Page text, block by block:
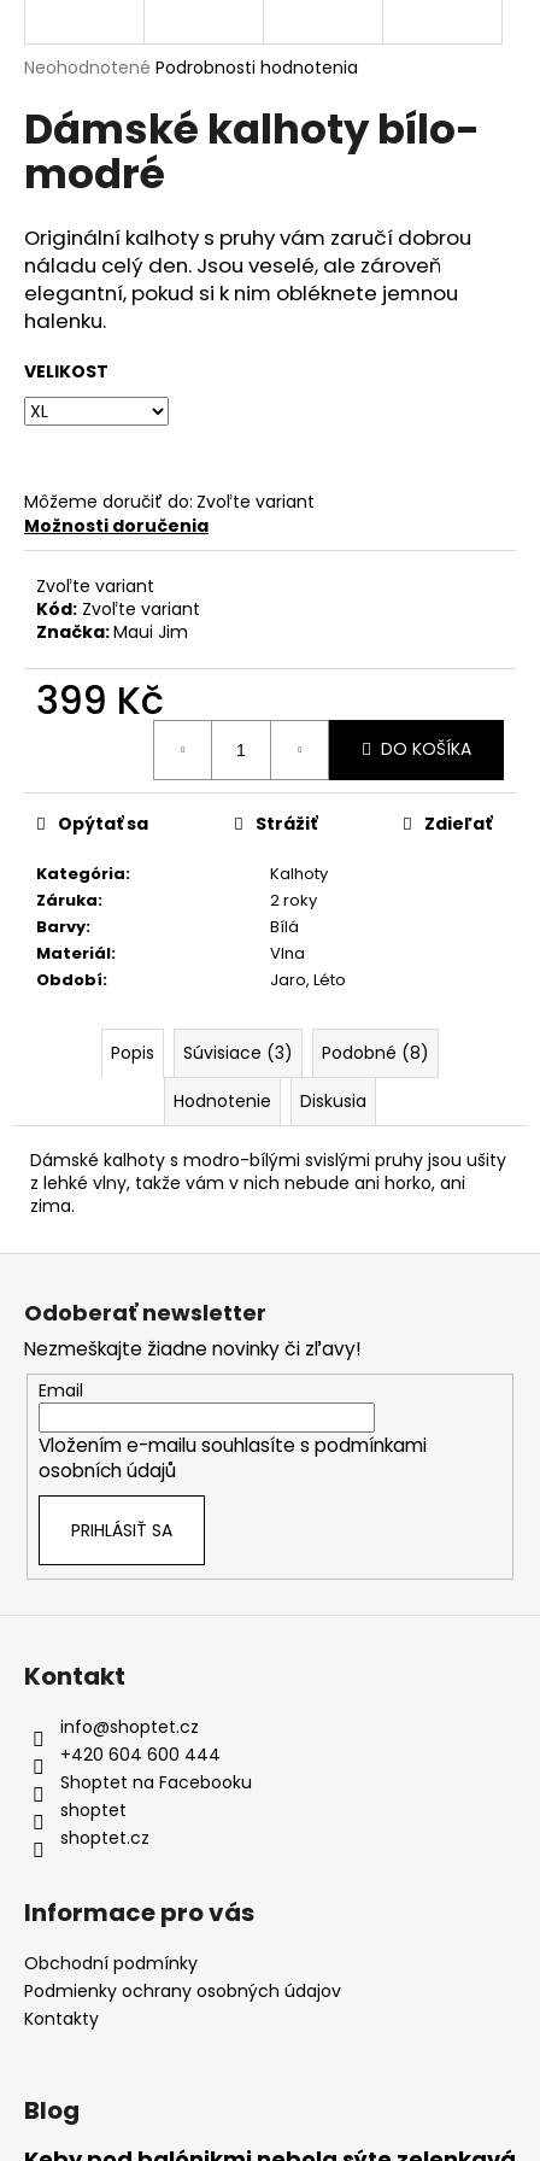
Priemerné
produktu
je
hviezdičiek.
Neohodnotené Podrobnosti hodnotenia
Dámské kalhoty bílo-
modré
Originální kalhoty s pruhy vám zaručí dobrou
náladu celý den. Jsou veselé, ale zároveň
elegantní, pokud si k nim obléknete jemnou
halenku.
VELIKOST
Môžeme doručiť do: Zvoľte variant
Možnosti doručenia
Zvoľte variant
Kód: Zvoľte variant
Značka:Maui Jim
399 Kč
DO KOŠÍKA
Kategória:
Kalhoty
Záruka:
2 roky
Barvy:
Bílá
Materiál:
Vlna
Období: Jaro, Léto
Opýtať sa Strážiť Zdieľať
Popis Súvisiace (3)
Podobné (8)
Hodnotenie
Diskusia
Dámské kalhoty s modro-bílými svislými pruhy jsou ušity
z lehké vlny, takže vám v nich nebude ani horko, ani
zima.
j
ť
?
HĽADAŤ
O
d
r
ú
č
m
e
DÁMSKÉ
JEANS
1
Kč
Z
Odoberať newsletter
Nezmeškajte žiadne novinky či zľavy!
Email
Vložením e-mailu souhlasíte s podmínkami
osobních údajů
PRIHLÁSIŤ SA
Kontakt
info@shoptet.cz
+420 604 600 444
Shoptet na Facebooku
shoptet
shoptet.cz
Informace pro vás
Obchodní podmínky
Podmienky ochrany osobných údajov
Kontakty
Blog